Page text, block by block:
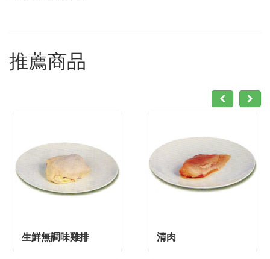
推薦商品
生鮮無調味雞排 清肉